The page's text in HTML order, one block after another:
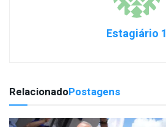
Estagiário 1
RelacionadoPostagens